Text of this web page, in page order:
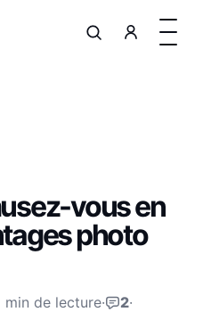
vous en
photo
min de lecture· 2·